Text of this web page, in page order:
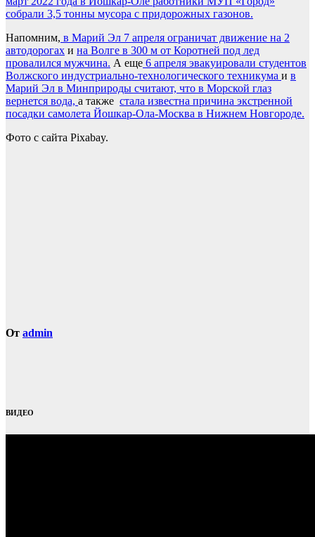
собрали 3,5 тонны мусора с придорожных газонов.
Напомним, в Марий Эл 7 апреля ограничат движение на 2
автодорогах и на Волге в 300 м от Коротней под лед
провалился мужчина. А еще 6 апреля эвакуировали студентов
Волжского индустриально-технологического техникума и в
Марий Эл в Минприроды считают, что в Морской глаз
вернется вода, а также стала известна причина экстренной
посадки самолета Йошкар-Ола-Москва в Нижнем Новгороде.
Фото с сайта Pixabay.
От admin
ВИДЕО